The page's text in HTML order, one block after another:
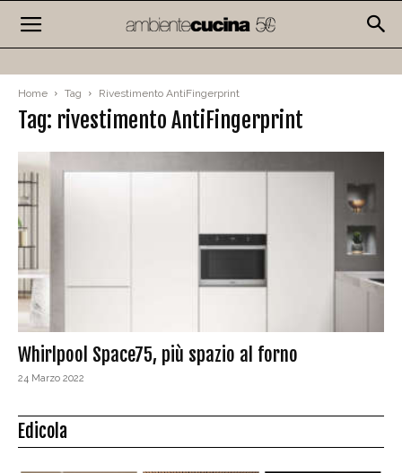
Home Tag Rivestimento AntiFingerprint
Tag: rivestimento AntiFingerprint
Whirlpool Space75, più spazio al forno
24 Marzo 2022
Edicola